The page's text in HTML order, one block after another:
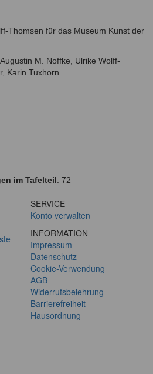
Thomsen für das Museum Kunst der
M. Noffke, Ulrike Wolff-
Karin Tuxhorn
im Tafelteil: 72
SERVICE
Konto verwalten
INFORMATION
Impressum
Datenschutz
Cookie-Verwendung
AGB
Widerrufsbelehrung
Barrierefreiheit
Hausordnung